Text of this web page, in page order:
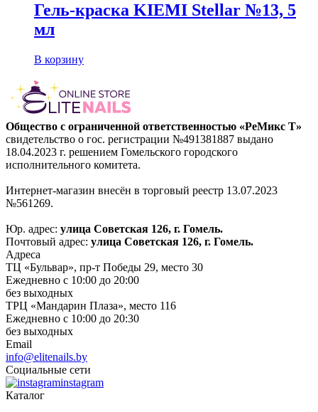
Гель-краска KIEMI Stellar №13, 5
мл
В корзину
Общество с ограниченной ответственностью «РеМикс Т»
свидетельство о гос. регистрации №491381887 выдано
18.04.2023 г. решением Гомельского городского
исполнительного комитета.
Интернет-магазин внесён в торговый реестр 13.07.2023
№561269.
Юр. адрес: улица Советская 126, г. Гомель.
Почтовый адрес: улица Советская 126, г. Гомель.
Адреса
ТЦ «Бульвар», пр-т Победы 29, место 30
Ежедневно с 10:00 до 20:00
без выходных
ТРЦ «Мандарин Плаза», место 116
Ежедневно с 10:00 до 20:30
без выходных
Email
info@elitenails.by
Социальные сети
instagram
Каталог